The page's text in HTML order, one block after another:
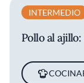
INTERMEDIO
Pollo al